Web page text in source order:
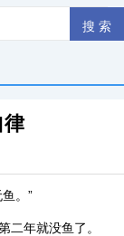
律
。”
二年就没鱼了。